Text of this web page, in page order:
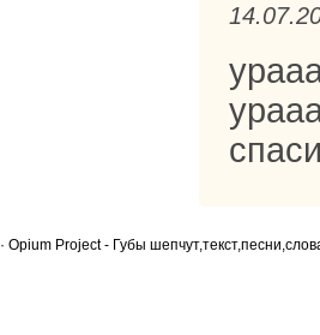
· Opium Project - Губы